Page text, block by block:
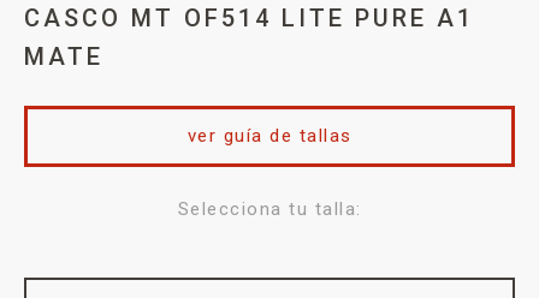
CASCO MT OF514 LITE PURE A1
MATE
Selecciona tu talla:
ver guía de tallas